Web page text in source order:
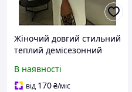
Жіночий довгий стильний
теплий демісезонний
42-46
В наявності
від 170₴/міс